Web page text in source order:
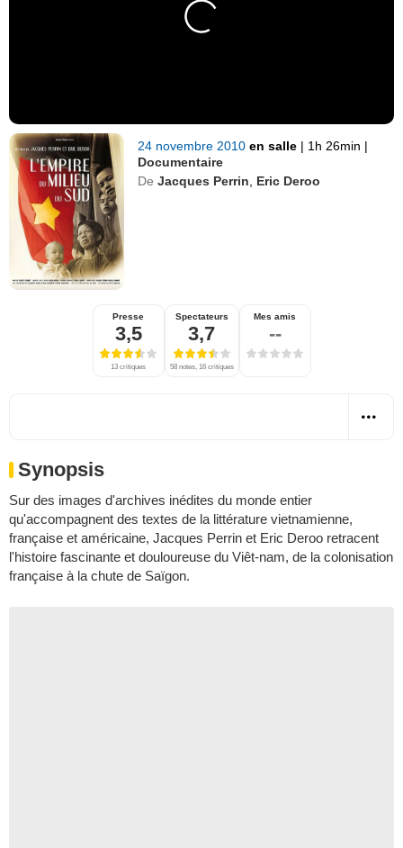
24 novembre 2010en salle | 1h 26min |
Documentaire
De Jacques Perrin Eric Deroo
Presse
3,5
13 critiques
Spectateurs
3,7
58 notes, 16 critiques
Mes amis
--
Synopsis
Sur des images d'archives inédites du monde entier
qu'accompagnent des textes de la littérature vietnamienne,
française et américaine, Jacques Perrin et Eric Deroo retracent
l'histoire fascinante et douloureuse du Viêt-nam, de la colonisation
française à la chute de Saïgon.